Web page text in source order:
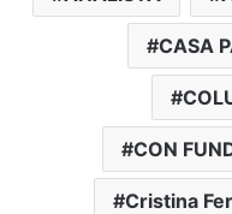
CASA
CON
Cristina